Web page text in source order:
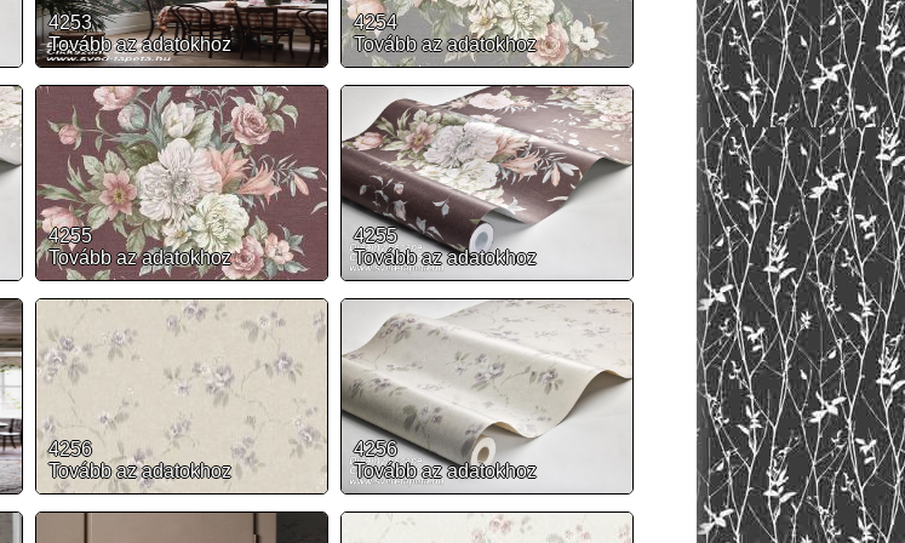
4253
Tovább az adatokhoz
4254
Tovább az adatokhoz
4255
Tovább az adatokhoz
4255
Tovább az adatokhoz
4256
Tovább az adatokhoz
4256
Tovább az adatokhoz